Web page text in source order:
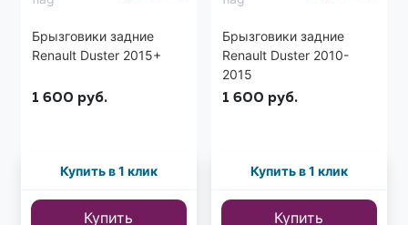
Брызговики задние
Renault Duster 2015+
1 600 руб.
Купить в 1 клик
Купить
Брызговики задние
Renault Duster 2010-
2015
1 600 руб.
Купить в 1 клик
Купить